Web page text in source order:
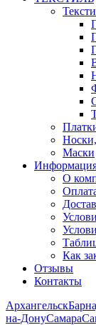
Маски
О
Как
Отзывы
Контакты
Архангельск
на-ДонуСамара